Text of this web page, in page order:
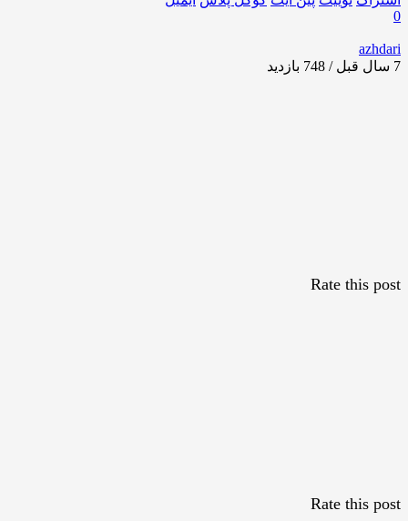
0
azhdari
7 سال قبل / 748
بازدید
Rate this post
Rate this post